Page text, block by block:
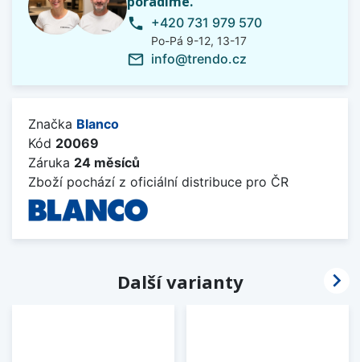
phone +420 731 979 570
Po-Pá 9-12, 13-17
mail_outline info@trendo.cz
Značka Blanco
Kód 20069
Záruka 24 měsíců
Zboží pochází z oficiální distribuce pro ČR
Další varianty 